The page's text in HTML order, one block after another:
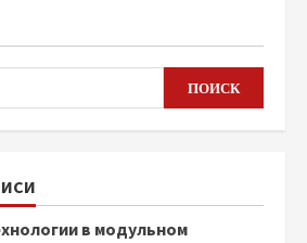
ПОИСК
в модульном